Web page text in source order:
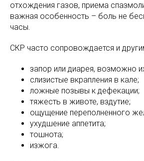
отхождения газов, приема
важная особенность – боль не
часы.
СКР часто сопровождается и
запор или диарея, возможно
слизистые вкрапления в кале;
ложные позывы к дефекации;
тяжесть в животе, вздутие;
ощущение переполненного
ухудшение аппетита;
тошнота;
изжога.